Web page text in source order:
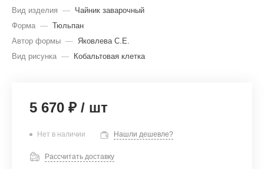
Вид изделия — Чайник заварочный
Форма — Тюльпан
Автор формы — Яковлева С.Е.
Вид рисунка — Кобальтовая клетка
5 670 ₽ / шт
Нет в наличии Нашли дешевле?
Рассчитать доставку